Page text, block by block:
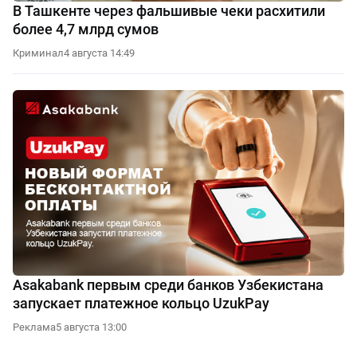
В Ташкенте через фальшивые чеки расхитили
более 4,7 млрд сумов
Криминал4 августа 14:49
Asakabank первым среди банков Узбекистана
запускает платежное кольцо UzukPay
Реклама5 августа 13:00